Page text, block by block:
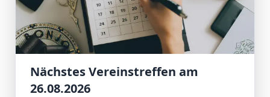
Nächstes Vereinstreffen am
26.08.2026